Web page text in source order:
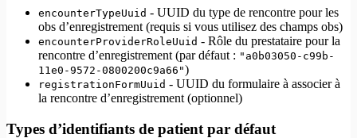
encounterTypeUuid - UUID du type de rencontre pour les
obs d’enregistrement (requis si vous utilisez des champs obs)
encounterProviderRoleUuid - Rôle du prestataire pour la
rencontre d’enregistrement (par défaut : "a0b03050-c99b-
11e0-9572-0800200c9a66")
registrationFormUuid - UUID du formulaire à associer à
la rencontre d’enregistrement (optionnel)
Types d’identifiants de patient par défaut